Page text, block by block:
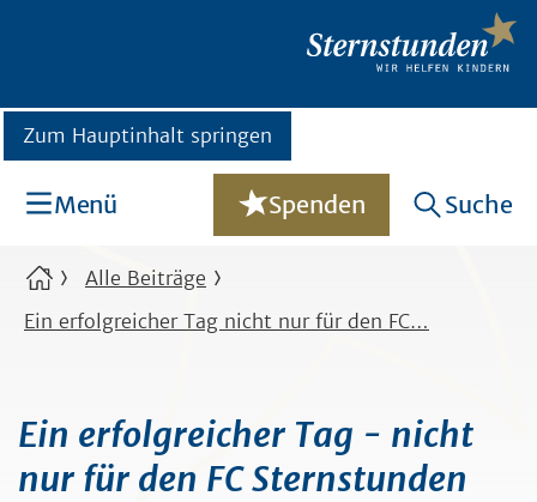
Zum Hauptinhalt springen
Menü Spenden Suche
Alle Beiträge
Ein erfolgreicher Tag nicht nur für den FC…
Ein erfolgreicher Tag - nicht
nur für den FC Sternstunden